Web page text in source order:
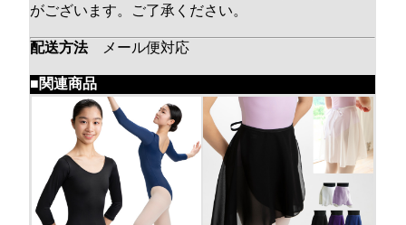
がございます。ご了承ください。
配送方法メール便対応
■関連商品